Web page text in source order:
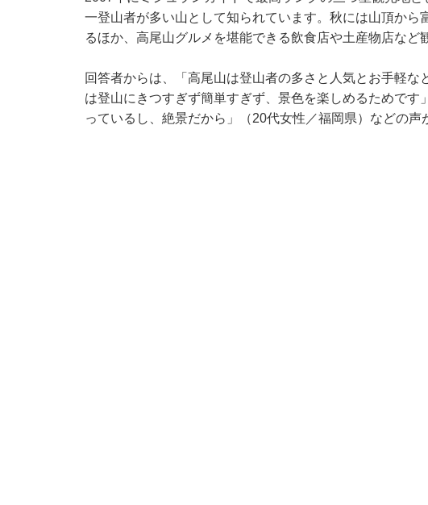
一登山者が多い山として知られています。秋には山頂か
るほか、高尾山グルメを堪能できる飲食店や土産物店など
回答者からは、「高尾山は登山者の多さと人気とお手軽
は登山にきつすぎず簡単すぎず、景色を楽しめるためで
っているし、絶景だから」（20代女性／福岡県）などの声